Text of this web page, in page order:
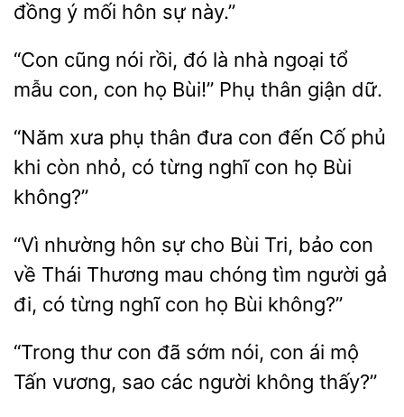
đồng sự này.”
cũng nói rồi, đó là
ngoại tổ
mẫu con, con họ Bùi!” Phụ thân giận
“Năm xưa phụ thân đưa con đến
phủ
khi
nhỏ, có từng
con họ Bùi
không?”
“Vì
hôn sự cho Bùi Tri, bảo con
về Thái Thương
chóng tìm người gả
đi, có từng nghĩ
họ Bùi không?”
“Trong con
sớm nói, con ái mộ
vương, sao các người không thấy?”